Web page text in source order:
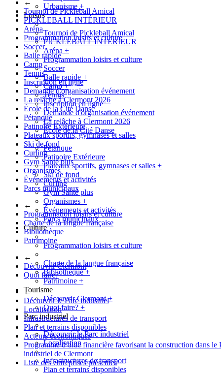
←
Tournoi de Pickleball Amical
PICKLEBALL INTÉRIEUR
Aréna
Programmation loisirs et culture
Soccer
Balle rapide
Camp
Tennis
Inscription en ligne
Demande d'organisation événement
La relâche à Clermont 2026
École de la Cité Danse
Pétanque
Patinoire Extérieure
Plateaux sportifs, gymnases et salles
Ski de fond
Curling
Gym Santé plus
Organismes
Événements et activités
Parcs municipaux
←
Programmation loisirs et culture
Charte de la langue française
Bibliothèque
Patrimoine
←
Découvrir Clermont
Quoi faire?
←
Découvrir le Parc industriel
Localisation
Infrastructures de transport
Plan et terrains disponibles
Acteurs économiques
Programme d’aide financière favorisant la construction dans le
industriel de Clermont
Liste des entreprises présentes
Urbanisme +
Loisirs
Tournoi de Pickleball Amical
PICKLEBALL INTÉRIEUR
Aréna +
Programmation loisirs et culture
Soccer
Balle rapide +
Camp+
Tennis
Inscription en ligne
Demande d'organisation événement
La relâche à Clermont 2026
École de la Cité Danse
Pétanque
Patinoire Extérieure
Plateaux sportifs, gymnases et salles +
Ski de fond
Curling
Gym Santé plus
Organismes +
Événements et activités
Parcs municipaux
Culture
Programmation loisirs et culture
Charte de la langue française
Bibliothèque+
Patrimoine +
Tourisme
Découvrir Clermont+
Quoi faire? +
Parc industriel
Découvrir le Parc industriel
Localisation
Infrastructures de transport
Plan et terrains disponibles